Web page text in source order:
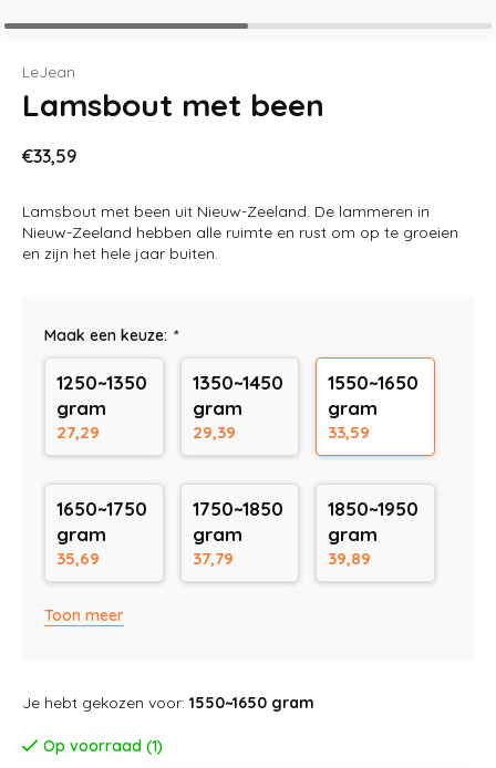
LeJean
Lamsbout met been
€33,59
Lamsbout met been uit Nieuw-Zeeland. De lammeren in
Nieuw-Zeeland hebben alle ruimte en rust om op te groeien
en zijn het hele jaar buiten.
Maak een keuze: *
1250~1350
gram
27,29
1350~1450
gram
29,39
1550~1650
gram
33,59
1650~1750
gram
35,69
1750~1850
gram
37,79
1850~1950
gram
39,89
Toon meer
Je hebt gekozen voor: 1550~1650 gram
Op voorraad (1)